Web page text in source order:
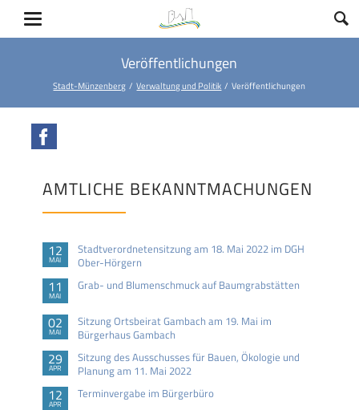
Veröffentlichungen
Stadt-Münzenberg Verwaltung und Politik Veröffentlichungen
AMTLICHE BEKANNTMACHUNGEN
12
MAI
Stadtverordnetensitzung am 18. Mai 2022 im DGH
Ober-Hörgern
11
MAI
Grab- und Blumenschmuck auf Baumgrabstätten
02
MAI
Sitzung Ortsbeirat Gambach am 19. Mai im
Bürgerhaus Gambach
29
APR
Sitzung des Ausschusses für Bauen, Ökologie und
Planung am 11. Mai 2022
12
APR
Terminvergabe im Bürgerbüro